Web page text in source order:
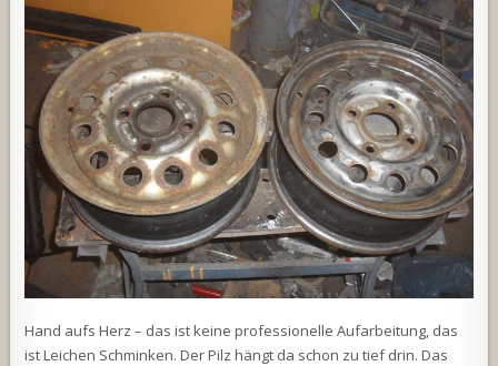
Hand aufs Herz – das ist keine professionelle Aufarbeitung, das
ist Leichen Schminken. Der Pilz hängt da schon zu tief drin. Das